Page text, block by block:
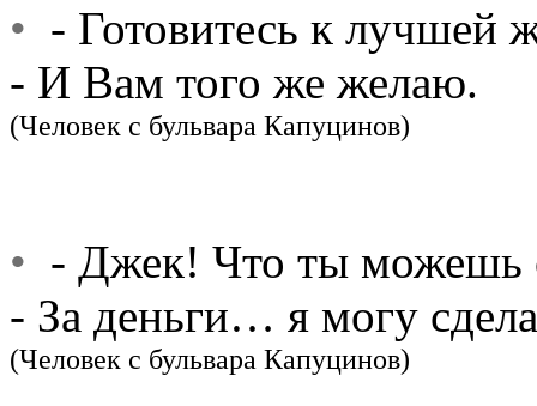
• - Готовитесь к лучшей
- И Вам того же желаю.
(Человек с бульвара Капуцинов)
• - Джек! Что ты можешь
- За деньги… я могу
(Человек с бульвара Капуцинов)